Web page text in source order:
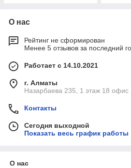
О нас
Рейтинг не сформирован
Менее 5 отзывов за последний
Работает с 14.10.2021
г. Алматы
Назарбаева 235, 1 этаж 18 офис
Контакты
Сегодня выходной
Показать весь график работы
О нас